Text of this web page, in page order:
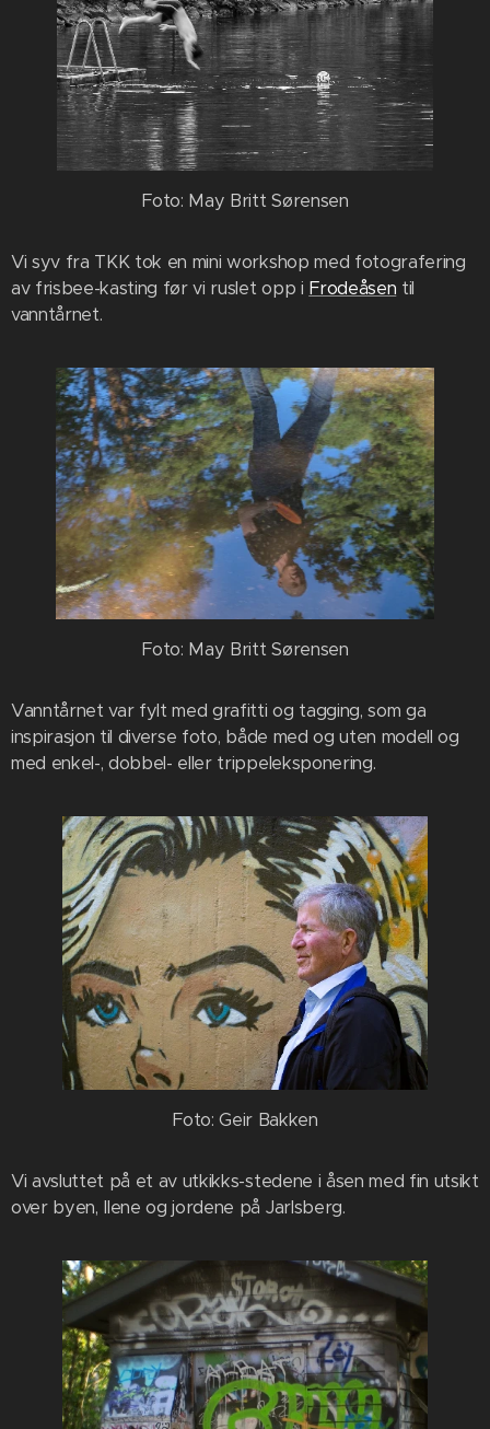
Foto: May Britt Sørensen
Vi syv fra TKK tok en mini workshop med fotografering
av frisbee-kasting før vi ruslet opp i Frodeåsen til
vanntårnet.
Foto: May Britt Sørensen
Vanntårnet var fylt med grafitti og tagging, som ga
inspirasjon til diverse foto, både med og uten modell og
med enkel-, dobbel- eller trippeleksponering.
Foto: Geir Bakken
Vi avsluttet på et av utkikks-stedene i åsen med fin utsikt
over byen, Ilene og jordene på Jarlsberg.